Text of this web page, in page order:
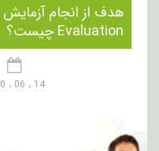
Evaluation چیست؟
14 ، 06 ، 1400